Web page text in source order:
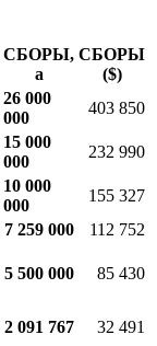
СБОРЫ,
a
СБОРЫ
($)
26 000
000
403 850
15 000
000
232 990
10 000
000
155 327
7 259 000 112 752
5 500 000 85 430
2 091 767
32 491